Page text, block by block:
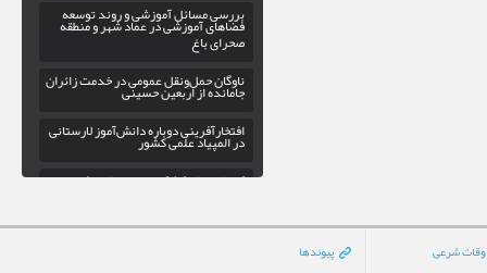
بررسی مسائل آموزشی و روند توسعه
فضاهای آموزشی در عماد شهر و منطقه
صحرای باغ
ناوگان حمل‌ونقل عمومی در خدمت زائران
جامانده از اربعین حسینی
افتخارآفرینی دوباره دانش‌آموز لارستانی
در المپیاد علمی کشور
کاروانسرای کشکویه؛ بازخوانی یک
پاسخ به شایعات فضای مجازی؛ وزیر
شرعی پیوندها